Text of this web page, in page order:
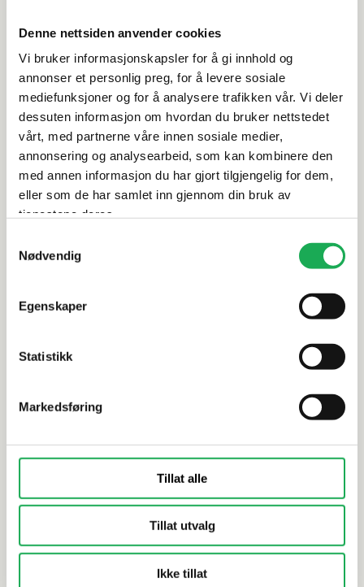
Denne nettsiden anvender cookies
Vi bruker informasjonskapsler for å gi innhold og
annonser et personlig preg, for å levere sosiale
mediefunksjoner og for å analysere trafikken vår. Vi deler
dessuten informasjon om hvordan du bruker nettstedet
vårt, med partnerne våre innen sosiale medier,
annonsering og analysearbeid, som kan kombinere den
med annen informasjon du har gjort tilgjengelig for dem,
eller som de har samlet inn gjennom din bruk av
tjenestene deres.
Nødvendig
Egenskaper
Statistikk
Markedsføring
Tillat alle
Tillat utvalg
Ikke tillat
Spesifikasjoner
Leveringsinformasjon
Dokumentasjon
Alternative produkter
Silcoferm® S 310 ml, Grå
PCI